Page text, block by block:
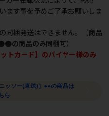
ます事を予めご了承お願いしま
同梱発送はできません。（商品
の商品のみ同梱可）
トカード】のバイヤー様のみ
ッソー(直送)］●●の商品は
ら